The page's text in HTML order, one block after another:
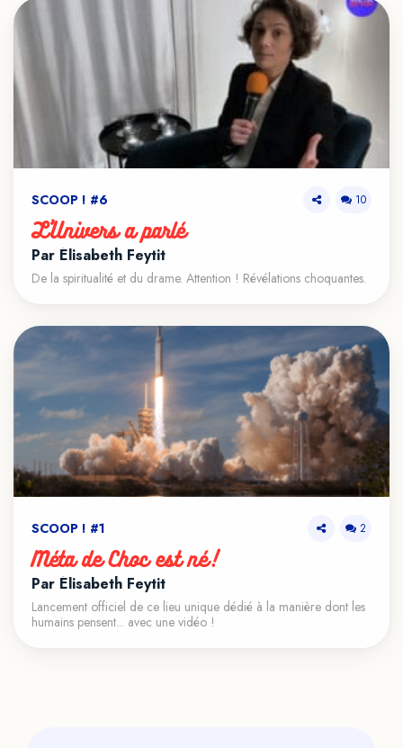
SCOOP ! #6 10
L’Univers a parlé
Par Élisabeth Feytit
De la spiritualité et du drame. Attention ! Révélations choquantes.
VOIR LE TEASER
SCOOP ! #1 2
Méta de Choc est né!
Par Élisabeth Feytit
Lancement officiel de ce lieu unique dédié à la manière dont les
humains pensent... avec une vidéo !